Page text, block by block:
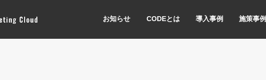
お知らせ CODEとは 導入事例 施策事例